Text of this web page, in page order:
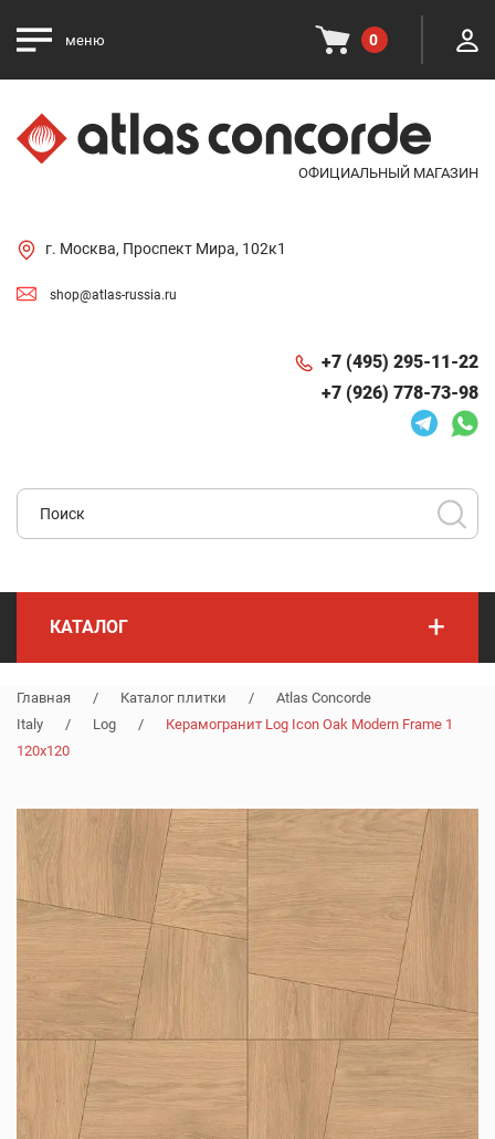
меню 0
ОФИЦИАЛЬНЫЙ МАГАЗИН
г. Москва, Проспект Мира, 102к1
shop@atlas-russia.ru
+7 (495) 295-11-22
+7 (926) 778-73-98
КАТАЛОГ +
Главная / Каталог плитки /
Atlas Concorde
Italy
/ Log /
Керамогранит Log Icon Oak Modern Frame 1
120x120